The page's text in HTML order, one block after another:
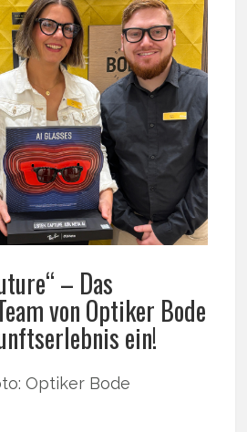
– Das
von Optiker Bode
ein!
Optiker Bode